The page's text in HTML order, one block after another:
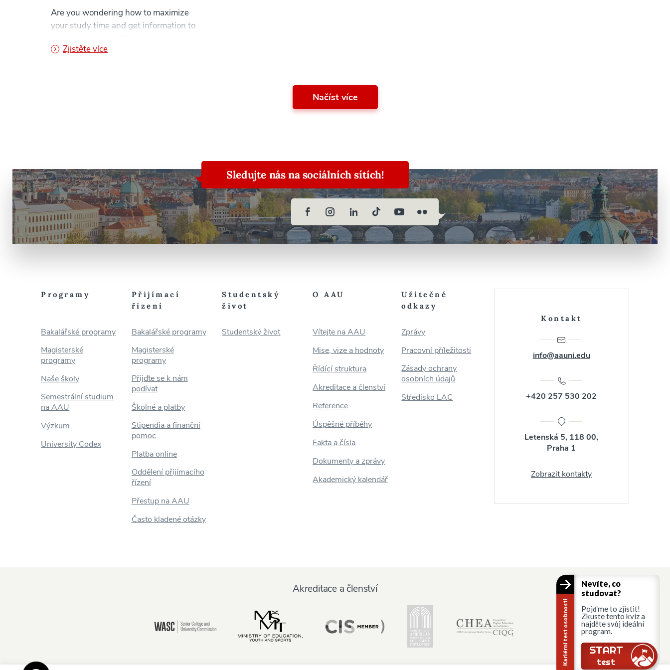
Are you wondering how to maximize
your study time and get information to
know how learning styles can impact
Zjistěte více
Načíst více
Sledujte nás na sociálních sítích!
Programy
Bakalářské programy
Magisterské
programy
Naše školy
Semestrální studium
na AAU
Výzkum
University Codex
Přijímací
řízení
Bakalářské programy
Magisterské
programy
Přijďte se k nám
podívat
Školné a platby
Stipendia a finanční
pomoc
Platba online
Oddělení přijímacího
řízení
Přestup na AAU
Často kladené otázky
Studentský
život
Studentský život
O AAU
Vítejte na AAU
Mise, vize a hodnoty
Řídící struktura
Akreditace a členství
Reference
Úspěšné příběhy
Fakta a čísla
Dokumenty a zprávy
Akademický kalendář
Užitečné
odkazy
Zprávy
Pracovní příležitosti
Zásady ochrany
osobních údajů
Středisko LAC
Kontakt
info@aauni.edu
+420 257 530 202
Letenská 5, 118 00,
Praha 1
Zobrazit kontakty
Akreditace a členství
Kariérní test osobnosti
Nevíte, co
studovat?
Pojďme to zjistit!
Zkuste tento kvíz a
najděte svůj ideální
program.
START
test